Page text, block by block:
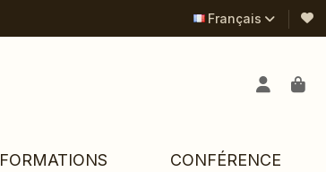
Français
FORMATIONS CONFÉRENCE